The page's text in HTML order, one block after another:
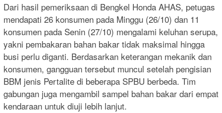
Dari hasil pemeriksaan di Bengkel Honda AHAS, petugas
mendapati 26 konsumen pada Minggu (26/10) dan 11
konsumen pada Senin (27/10) mengalami keluhan serupa,
yakni pembakaran bahan bakar tidak maksimal hingga
busi perlu diganti. Berdasarkan keterangan mekanik dan
konsumen, gangguan tersebut muncul setelah pengisian
BBM jenis Pertalite di beberapa SPBU berbeda. Tim
gabungan juga mengambil sampel bahan bakar dari empat
kendaraan untuk diuji lebih lanjut.